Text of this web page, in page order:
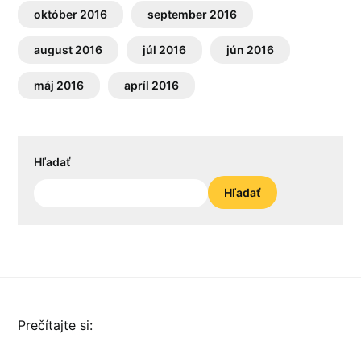
október 2016 september 2016
august 2016 júl 2016 jún 2016
máj 2016 apríl 2016
Hľadať
Hľadať
Prečítajte si: